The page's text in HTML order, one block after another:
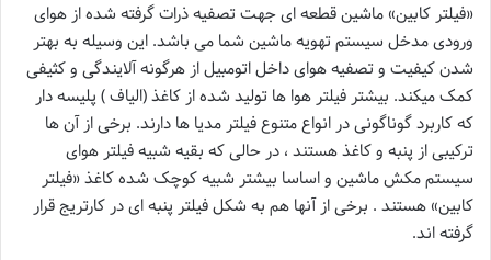
«فیلتر کابین» ماشین قطعه ای جهت تصفیه ذرات گرفته شده از هوای
ورودی مدخل سیستم تهویه ماشین شما می باشد. این وسیله به بهتر
شدن کیفیت و تصفیه هوای داخل اتومبیل از هرگونه آلایندگی و کثیفی
کمک میکند. بیشتر فیلتر هوا ها تولید شده از کاغذ (الیاف ) پلیسه دار
که کاربرد گوناگونی در انواع متنوع فیلتر مدیا ها دارند. برخی از آن ها
ترکیبی از پنبه و کاغذ هستند ، در حالی که بقیه شبیه فیلتر هوای
سیستم مکش ماشین و اساسا بیشتر شبیه کوچک شده کاغذ «فیلتر
کابین» هستند . برخی از آنها هم به شکل فیلتر پنبه ای در کارتریج قرار
گرفته اند.